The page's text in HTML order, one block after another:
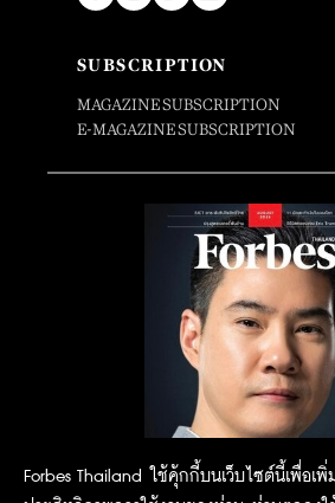
Forbes Thailand ใช้คุ้กกี้บนเว็บไซต์นี้เพื่อเพิ่ม
SUBSCRIPTION
MAGAZINE SUBSCRIPTION
E-MAGAZINE SUBSCRIPTION